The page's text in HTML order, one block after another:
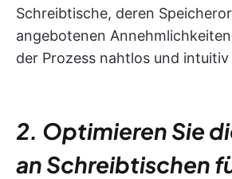
Schreibtische, deren
angebotenen
der Prozess nahtlos und
2. Optimieren Sie
an Schreibtischen